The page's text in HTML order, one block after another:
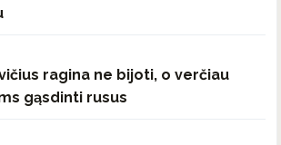
ragina ne bijoti, o verčiau
gąsdinti rusus